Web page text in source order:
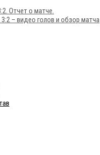
Отчет о матче.
– видео голов и обзор матча